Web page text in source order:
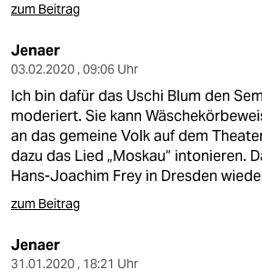
zum Beitrag
Jenaer
03.02.2020 , 09:06 Uhr
Ich bin dafür das Uschi Blum den
moderiert. Sie kann
an das gemeine Volk auf dem
dazu das Lied „Moskau“ intonieren.
Hans-Joachim Frey in Dresden
zum Beitrag
Jenaer
31.01.2020 , 18:21 Uhr